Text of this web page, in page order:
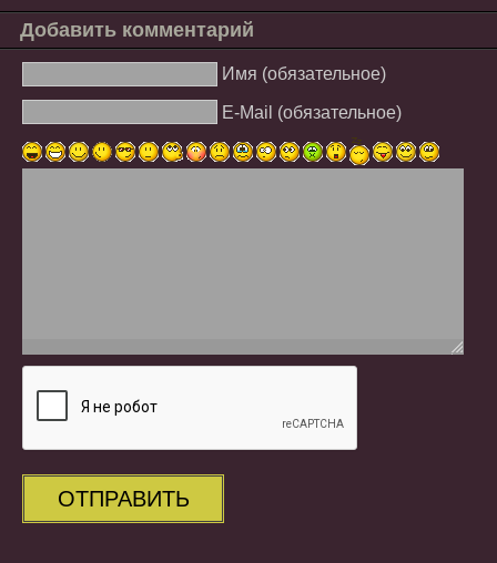
Добавить комментарий
Имя (обязательное)
E-Mail (обязательное)
ОТПРАВИТЬ